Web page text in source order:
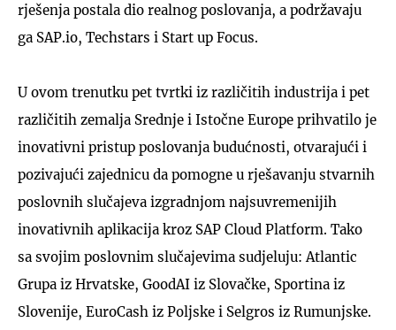
rješenja postala dio realnog poslovanja, a podržavaju
ga SAP.io, Techstars i Start up Focus.
U ovom trenutku pet tvrtki iz različitih industrija i pet
različitih zemalja Srednje i Istočne Europe prihvatilo je
inovativni pristup poslovanja budućnosti, otvarajući i
pozivajući zajednicu da pomogne u rješavanju stvarnih
poslovnih slučajeva izgradnjom najsuvremenijih
inovativnih aplikacija kroz SAP Cloud Platform. Tako
sa svojim poslovnim slučajevima sudjeluju: Atlantic
Grupa iz Hrvatske, GoodAI iz Slovačke, Sportina iz
Slovenije, EuroCash iz Poljske i Selgros iz Rumunjske.